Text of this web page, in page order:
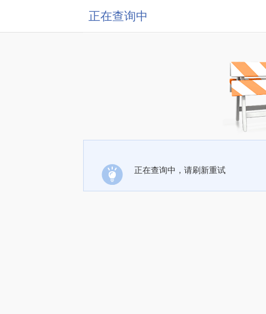
正在查询中
正在查询中，请刷新重试